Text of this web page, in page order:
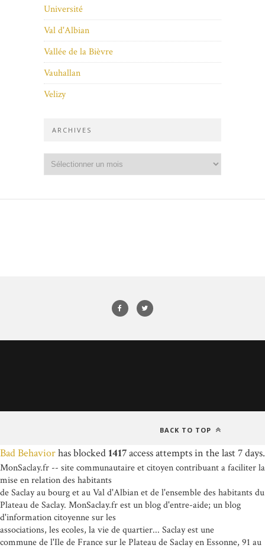
Université
Val d'Albian
Vallée de la Bièvre
Vauhallan
Velizy
ARCHIVES
BACK TO TOP
Bad Behaviorhas blocked1417access attempts in the last 7 days.
MonSaclay.fr -- site communautaire et citoyen contribuant a faciliter la
mise en relation des habitants
de Saclay au bourg et au Val d'Albian et de l'ensemble des habitants du
Plateau de Saclay. MonSaclay.fr est un blog d'entre-aide; un blog
d'information citoyenne sur les
associations, les ecoles, la vie de quartier... Saclay est une
commune de l'Ile de France sur le Plateau de Saclay en Essonne, 91 au